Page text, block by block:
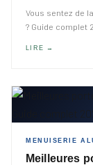
Vous sentez de
? Guide complet
LIRE →
MENUISERIE
Meilleures